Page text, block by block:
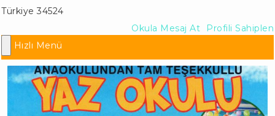
Türkiye 34524
Profili Sahiplen
Okula Mesaj At
Hızlı Menü